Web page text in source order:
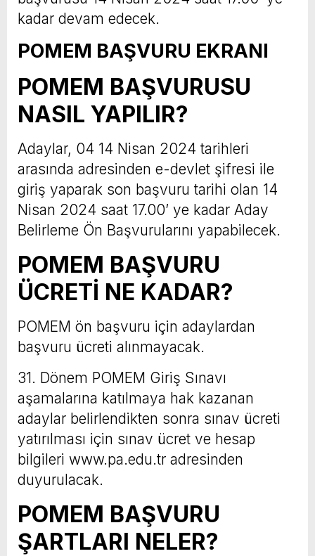
kadar devam edecek.
POMEM BAŞVURU EKRANI
POMEM BAŞVURUSU
NASIL YAPILIR?
Adaylar, 04 14 Nisan 2024 tarihleri
arasında adresinden e-devlet şifresi ile
giriş yaparak son başvuru tarihi olan 14
Nisan 2024 saat 17.00’ ye kadar Aday
Belirleme Ön Başvurularını yapabilecek.
POMEM BAŞVURU
ÜCRETİ NE KADAR?
POMEM ön başvuru için adaylardan
başvuru ücreti alınmayacak.
31. Dönem POMEM Giriş Sınavı
aşamalarına katılmaya hak kazanan
adaylar belirlendikten sonra sınav ücreti
yatırılması için sınav ücret ve hesap
bilgileri www.pa.edu.tr adresinden
duyurulacak.
POMEM BAŞVURU
ŞARTLARI NELER?